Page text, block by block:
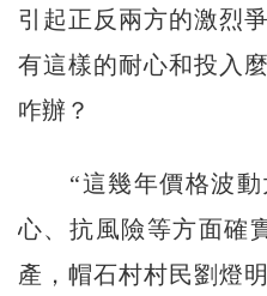
引起正反兩方的激烈
有這樣的耐心和投入
咋辦？
“這幾年價格波動
心、抗風險等方面確
產，帽石村村民劉燈